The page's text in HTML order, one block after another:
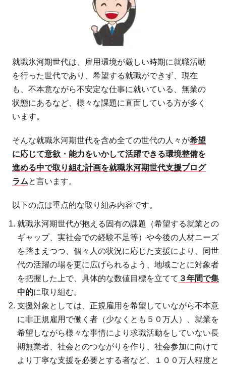
就職氷河期世代は、雇用環境が厳しい時期に就職活動
を行った世代であり、希望する就職ができず、現在
も、不本意ながら不安定な仕事に就いている、無業の
状態にあるなど、様々な課題に直面している方が多く
います。
そんな就職氷河期世代を含め全ての世代の人々が希望
に応じて意欲・能力をいかして活躍できる環境整備を
進める中で取り組む計画を就職氷河期世代支援プログ
ラムと言います。
以下の点は重点的な取り組み内容です。
就職氷河期世代が抱える固有の課題（希望する就業との
ギャップ、実社会での経験不足等）や今後の人材ニーズ
を踏まえつつ、個々人の状況に応じた支援により、同世
代の活躍の場を更に広げられるよう、地域ごとに対象者
を把握した上で、具体的な数値目標を立てて ３年間で集
中的に取り組む。
支援対象としては、正規雇用を希望していながら不本意
に非正規雇用で働く者（少なくとも５０万人）、就業を
希望しながら様々な事情により求職活動をしていない長
期無業者、社会とのつながりを作り、社会参加に向けて
より丁寧な支援を必要とする者など、１００万人程度と